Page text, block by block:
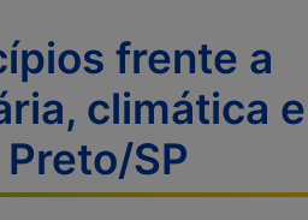
frente a
climática e
SP